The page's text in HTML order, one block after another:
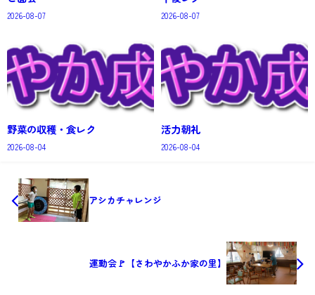
2026-08-07 2026-08-07
野菜の収穫・食レク
2026-08-04
活力朝礼
2026-08-04
アシカチャレンジ
運動会🚩【さわやかふか家の里】